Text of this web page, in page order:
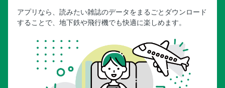
アプリなら、読みたい雑誌のデータをまるごとダウンロード
することで、地下鉄や飛行機でも快適に楽しめます。